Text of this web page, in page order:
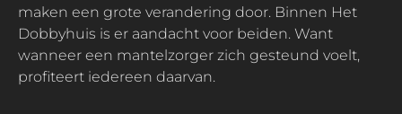
maken een grote verandering door. Binnen Het
Dobbyhuis is er aandacht voor beiden. Want
wanneer een mantelzorger zich gesteund voelt,
profiteert iedereen daarvan.